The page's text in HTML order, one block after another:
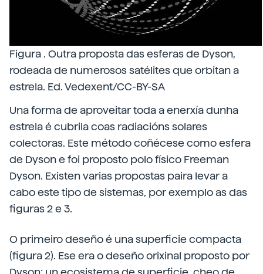
Figura . Outra proposta das esferas de Dyson,
rodeada de numerosos satélites que orbitan a
estrela. Ed. Vedexent/CC-BY-SA
Una forma de aproveitar toda a enerxía dunha
estrela é cubrila coas radiacións solares
colectoras. Este método coñécese como esfera
de Dyson e foi proposto polo físico Freeman
Dyson. Existen varias propostas paira levar a
cabo este tipo de sistemas, por exemplo as das
figuras 2 e 3.
O primeiro deseño é una superficie compacta
(figura 2). Ese era o deseño orixinal proposto por